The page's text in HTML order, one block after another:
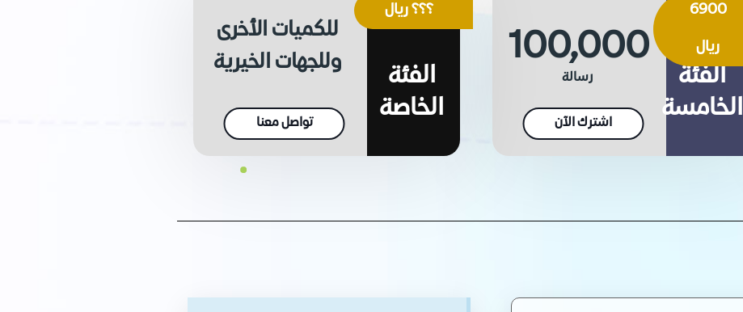
الفئة
الخامسة
6900
ريال 100,000
رسالة
اشترك الآن
الفئة
الخاصة
؟؟؟ ريال
للكميات الأخرى
وللجهات الخيرية
تواصل معنا